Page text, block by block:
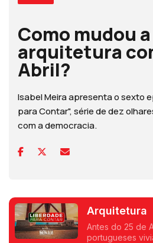
Como mudou a
arquitetura
Abril?
Isabel Meira apresenta o sexto
para Contar", série de dez
com a democracia.
Arquitetura
Antes do 25 de
portugueses